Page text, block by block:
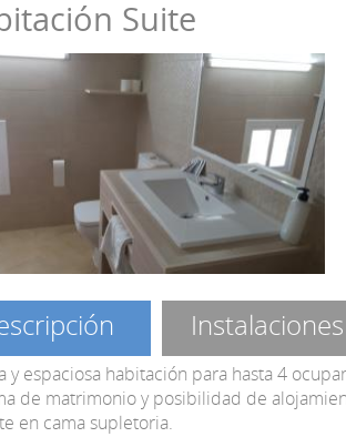
Suite
Instalaciones
y espaciosa habitación para hasta 4
de matrimonio y posibilidad de
en cama supletoria.